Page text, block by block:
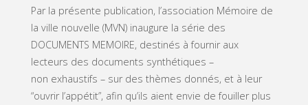
Par la présente publication, l’association Mémoire de
la ville nouvelle (MVN) inaugure la série des
DOCUMENTS MEMOIRE, destinés à fournir aux
lecteurs des documents synthétiques –
non exhaustifs – sur des thèmes donnés, et à leur
“ouvrir l’appétit”, afin qu’ils aient envie de fouiller plus